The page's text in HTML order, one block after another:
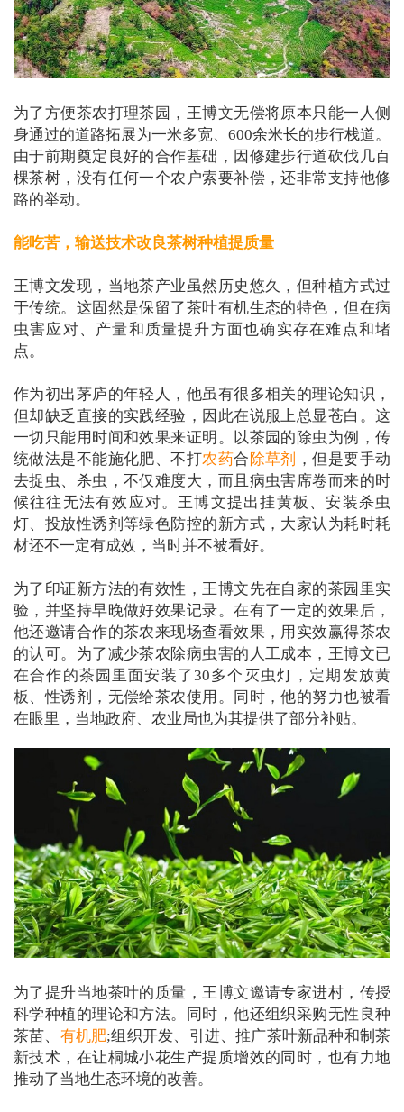
为了方便茶农打理茶园，王博文无偿将原本只能一人侧
身通过的道路拓展为一米多宽、600余米长的步行栈道。
由于前期奠定良好的合作基础，因修建步行道砍伐几百
棵茶树，没有任何一个农户索要补偿，还非常支持他修
路的举动。
能吃苦，输送技术改良茶树种植提质量
王博文发现，当地茶产业虽然历史悠久，但种植方式过
于传统。这固然是保留了茶叶有机生态的特色，但在病
虫害应对、产量和质量提升方面也确实存在难点和堵
点。
作为初出茅庐的年轻人，他虽有很多相关的理论知识，
但却缺乏直接的实践经验，因此在说服上总显苍白。这
一切只能用时间和效果来证明。以茶园的除虫为例，传
统做法是不能施化肥、不打农药合 除草剂
，但是要手动
去捉虫、杀虫，不仅难度大，而且病虫害席卷而来的时
候往往无法有效应对。王博文提出挂黄板、安装杀虫
灯、投放性诱剂等绿色防控的新方式，大家认为耗时耗
材还不一定有成效，当时并不被看好。
为了印证新方法的有效性，王博文先在自家的茶园里实
验，并坚持早晚做好效果记录。在有了一定的效果后，
他还邀请合作的茶农来现场查看效果，用实效赢得茶农
的认可。为了减少茶农除病虫害的人工成本，王博文已
在合作的茶园里面安装了30多个灭虫灯，定期发放黄
板、性诱剂，无偿给茶农使用。同时，他的努力也被看
在眼里，当地政府、农业局也为其提供了部分补贴。
为了提升当地茶叶的质量，王博文邀请专家进村，传授
科学种植的理论和方法。同时，他还组织采购无性良种
茶苗、 有机肥;组织开发、引进、推广茶叶新品种和制茶
新技术，在让桐城小花生产提质增效的同时，也有力地
推动了当地生态环境的改善。